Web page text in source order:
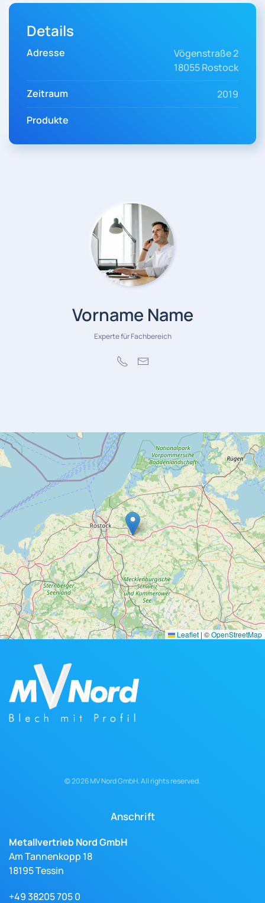
Details
Adresse
Vögenstraße 2
18055 Rostock
Zeitraum
2019
Produkte
Vorname Name
Experte für Fachbereich
Leaflet | ©OpenStreetMap
©2026MV Nord GmbH. All rights reserved.
Anschrift
Metallvertrieb Nord GmbH
Am Tannenkopp 18
18195 Tessin
+49 38205 705 0